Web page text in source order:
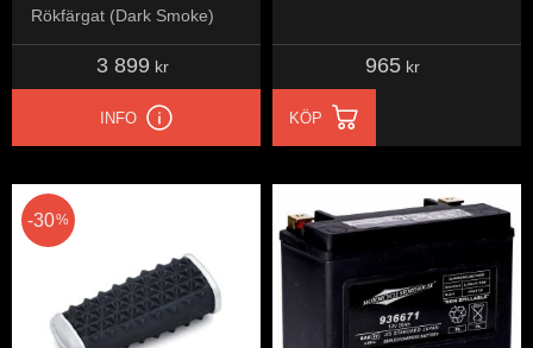
Rökfärgat (Dark Smoke)
3 899kr
INFO
Challenger with AM/FM/WB
radio and/or CB radio kit
965 kr
KÖP
30%